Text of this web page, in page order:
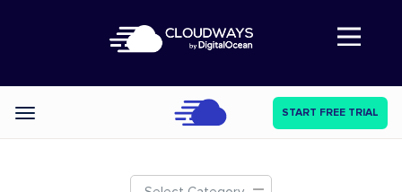
Abre a navegação
Categories START FREE TRIAL